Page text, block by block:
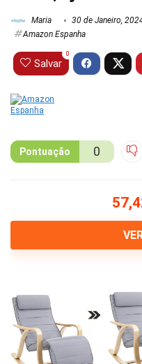
Maria 30 de Janeiro,
Amazon Espanha
Salvar
0
Pontuação 0